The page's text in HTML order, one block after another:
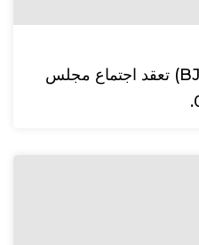
بيت جالا لصناعة الأدوية (BJP) تعقد اجتماع مجلس